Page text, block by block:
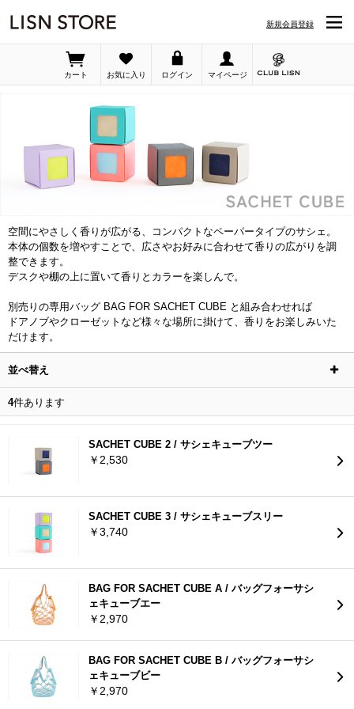
新規会員登録
カート お気に入り ログイン マイページ
空間にやさしく香りが広がる、コンパクトなペーパータイプのサシェ。
本体の個数を増やすことで、広さやお好みに合わせて香りの広がりを調
整できます。
デスクや棚の上に置いて香りとカラーを楽しんで。
別売りの専用バッグ BAG FOR SACHET CUBE と組み合わせれば
ドアノブやクローゼットなど様々な場所に掛けて、香りをお楽しみいた
だけます。
並べ替え
4件あります
SACHET CUBE 2 / サシェキューブツー
￥2,530
SACHET CUBE 3 / サシェキューブスリー
￥3,740
BAG FOR SACHET CUBE A / バッグフォーサシ
ェキューブエー
￥2,970
BAG FOR SACHET CUBE B / バッグフォーサシ
ェキューブビー
￥2,970